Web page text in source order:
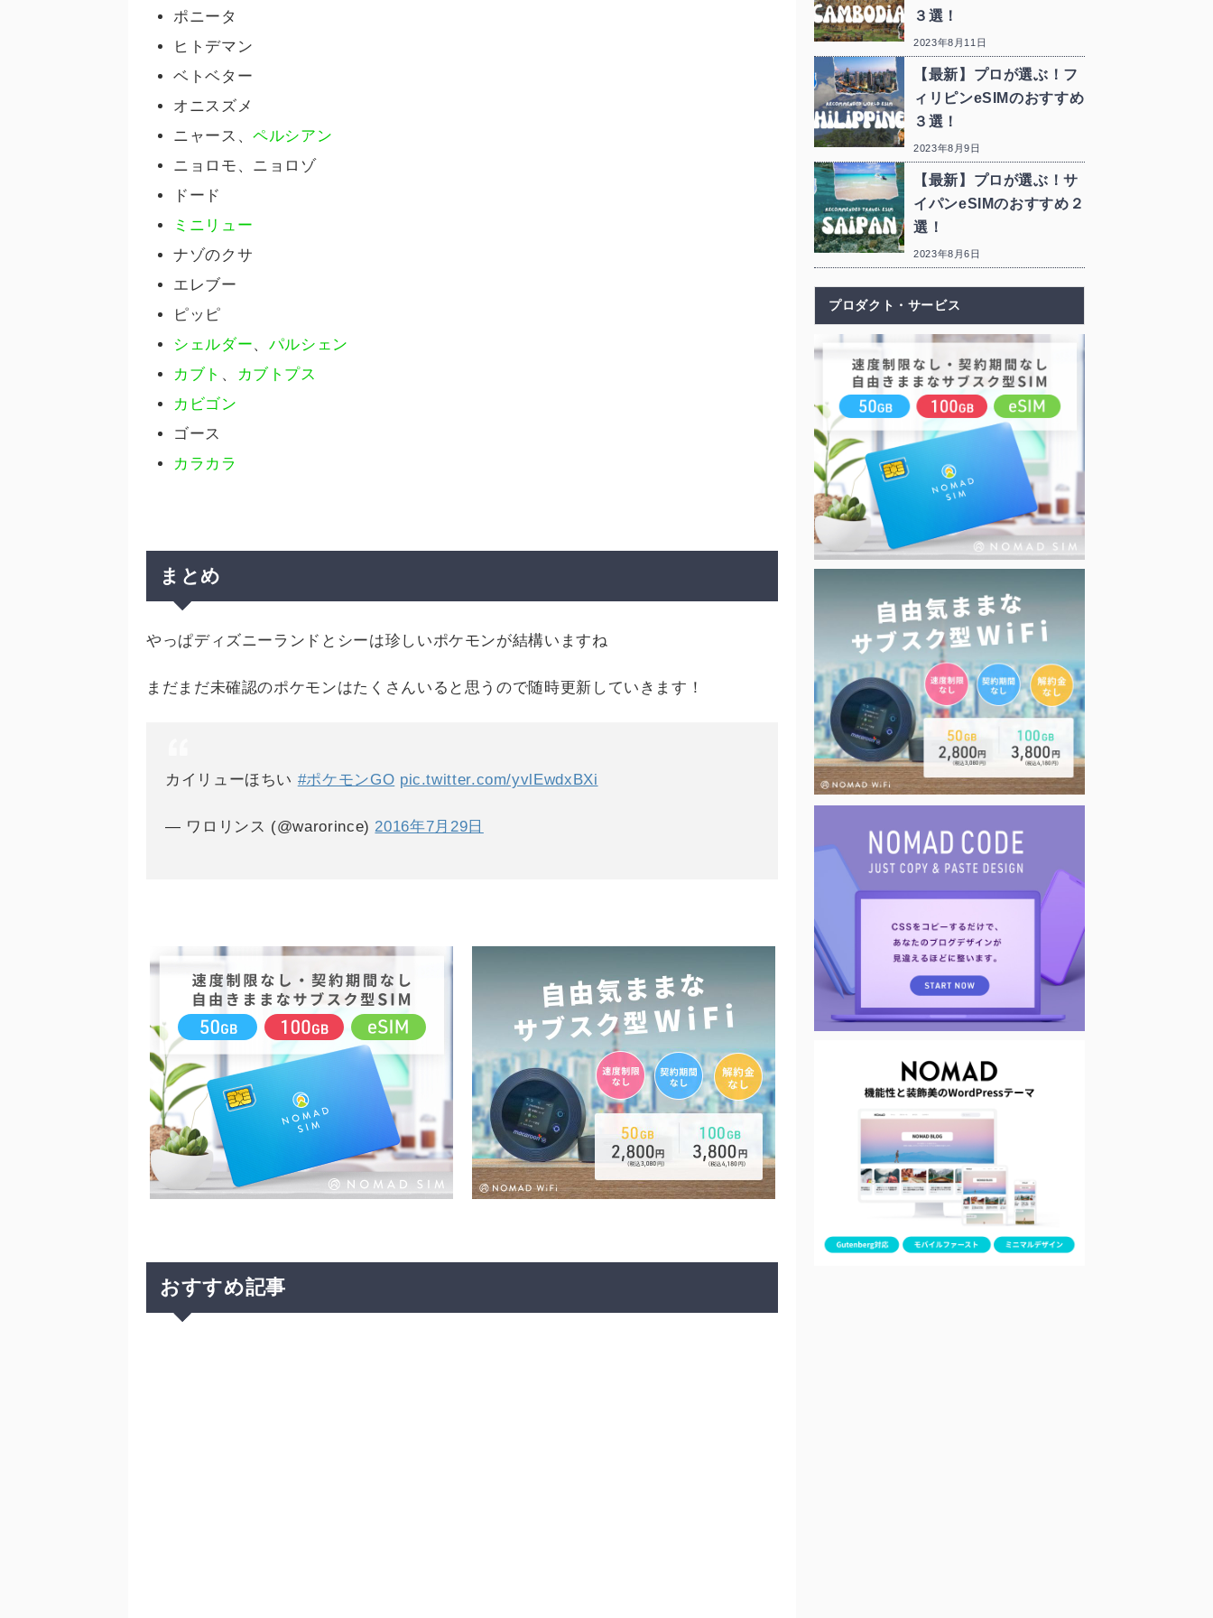
ポニータ
ヒトデマン
ベトベター
オニスズメ
ニャース、ペルシアン
ニョロモ、ニョロゾ
ドード
ミニリュー
ナゾのクサ
エレブー
ピッピ
シェルダー、 パルシェン
カブト 、
カブトプス
カビゴン
ゴース
カラカラ
まとめ
やっぱディズニーランドとシーは珍しいポケモンが結構いますね
まだまだ未確認のポケモンはたくさんいると思うので随時更新していきます！
カイリューほちい #ポケモンGO pic.twitter.com/yvlEwdxBXi
— ワロリンス (@warorince) 2016年7月29日
おすすめ記事
３選！
2023年8月11日
【最新】プロが選ぶ！フ
ィリピンeSIMのおすすめ
３選！
2023年8月9日
【最新】プロが選ぶ！サ
イパンeSIMのおすすめ２
選！
2023年8月6日
プロダクト・サービス